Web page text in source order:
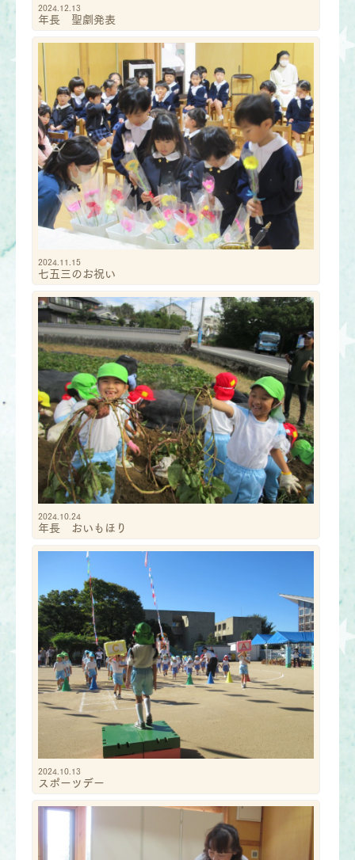
2024.12.13
年長 聖劇発表
2024.11.15
七五三のお祝い
2024.10.24
年長 おいもほり
2024.10.13
スポーツデー